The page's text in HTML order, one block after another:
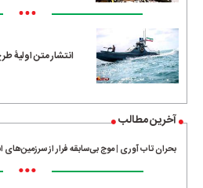
•••
انتشار متن اولیۀ
آخرین مطالب
بحران تاب آوری | موج بی‌سابقه فرار از سرزمین‌های
•••